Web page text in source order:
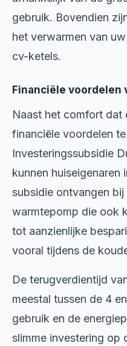
gebruik. Bovendien
het verwarmen van
cv-ketels.
Financiële voordelen
Naast het comfort dat
financiële voordelen
Investeringssubsidie
kunnen
subsidie ontvangen
warmtepomp die ook
tot aanzienlijke
vooral tijdens de
De terugverdientijd
meestal tussen de 4
gebruik en de
slimme investering op